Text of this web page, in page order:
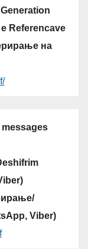
Referencave
на
Viber)